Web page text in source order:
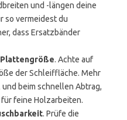
und -längen deine
so vermeidest du
dass Ersatzbänder
Plattengröße. Achte auf
der Schleiffläche. Mehr
beim schnellen Abtrag,
feine Holzarbeiten.
. Prüfe die